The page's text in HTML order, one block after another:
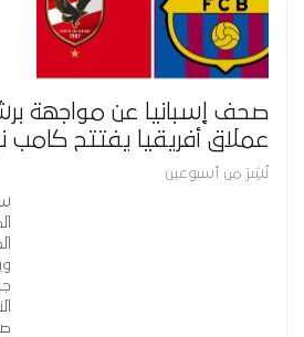
صحف إسبانيا عن مواجهة
عملاق أفريقيا يفتتح كامب
نُشِرَ من أسبوعين